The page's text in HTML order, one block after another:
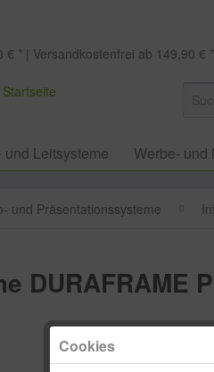
€ * | Versandkostenfrei ab 149,90 €
Leitsysteme Werbe- und
und Präsentationssysteme
DURAFRAME
Cookies